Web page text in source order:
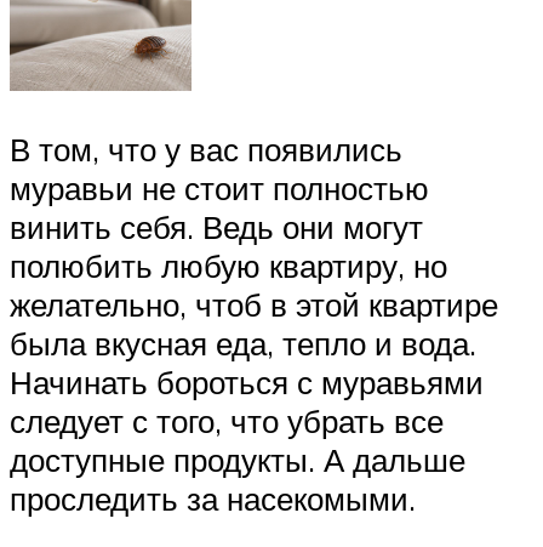
В том, что у вас появились
муравьи не стоит полностью
винить себя. Ведь они могут
полюбить любую квартиру, но
желательно, чтоб в этой квартире
была вкусная еда, тепло и вода.
Начинать бороться с муравьями
следует с того, что убрать все
доступные продукты. А дальше
проследить за насекомыми.